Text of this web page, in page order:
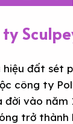
hiệu đất sét
công ty
vào năm
trở thành